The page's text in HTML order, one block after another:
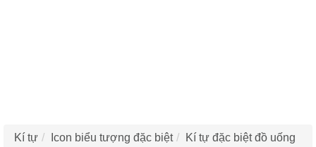
Kí tự Icon biểu tượng đặc biệt Kí tự đặc biệt đồ uống